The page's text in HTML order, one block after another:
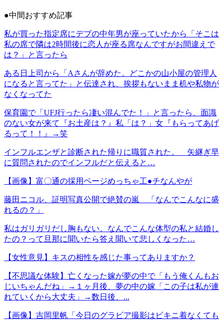
●中間おすすめ記事
私が買った指定席にデブの中年男が座っていたから「そこは
私の席で隣は2時間後に恋人が座る席なんですがお間違えで
は？」と言ったら
ある日上司から「Aさんが辞めた。どこかの山小屋の管理人
になると言ってた」と伝達され、挨拶もないまま机や私物が
なくなってた
保育園で「UFJ行ったら凄い混んでた！」と言ったら、面識
のない女が来て『お土産は？』私「は？」女『もらってあげ
るって！！』→笑
インフルエンザと診断された帰りに職質された。 矢継ぎ早
に質問されたのでインフルだと伝えると…
【画像】富〇通の採用ページめっちゃ工●チなんやが
藤田ニコル、証明写真公開で絶賛の嵐 「なんでこんなに盛
れるの？」
私はガリガリだし胸もない。なんでこんな体型の私と結婚し
たの？って旦那に聞いたら答え聞いて悲しくなった…
【女性意見】キスの相性を感じた事ってありますか？
【不思議な体験】亡くなった嫁が夢の中で「もう俺くんもお
じいちゃんだね」→１ヶ月後、夢の中の嫁「この子は私が連
れていくから大丈夫」→数日後、...
【画像】吉岡里帆「今日のグラビア撮影はビキニ着なくても